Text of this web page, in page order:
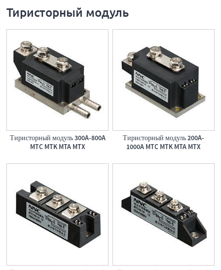
Тиристорный модуль
Тиристорный модуль 300A-800A
MTC MTK MTA MTX
Тиристорный модуль 200A-
1000A MTC MTK MTA MTX